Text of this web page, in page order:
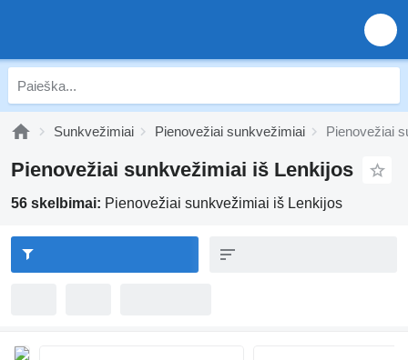
Sunkvežimiai Pienovežiai sunkvežimiai Pienovežiai
Pienovežiai sunkvežimiai iš Lenkijos
56 skelbimai: Pienovežiai sunkvežimiai iš Lenkijos